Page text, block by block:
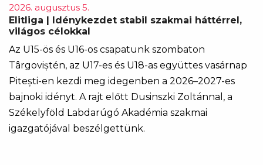
2026. augusztus 5.
Elitliga | Idénykezdet stabil szakmai háttérrel,
világos célokkal
Az U15-ös és U16-os csapatunk szombaton
Târgoviștén, az U17-es és U18-as együttes vasárnap
Pitești-en kezdi meg idegenben a 2026–2027-es
bajnoki idényt. A rajt előtt Dusinszki Zoltánnal, a
Székelyföld Labdarúgó Akadémia szakmai
igazgatójával beszélgettünk.